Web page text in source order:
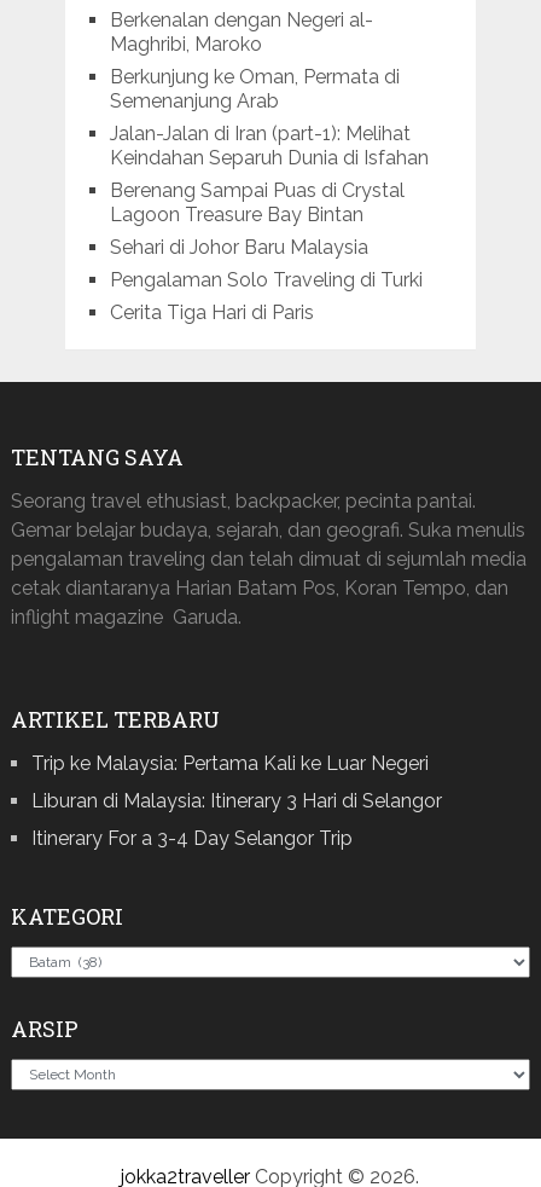
Berkenalan dengan Negeri al-
Maghribi, Maroko
Berkunjung ke Oman, Permata di
Semenanjung Arab
Jalan-Jalan di Iran (part-1): Melihat
Keindahan Separuh Dunia di Isfahan
Berenang Sampai Puas di Crystal
Lagoon Treasure Bay Bintan
Sehari di Johor Baru Malaysia
Pengalaman Solo Traveling di Turki
Cerita Tiga Hari di Paris
TENTANG SAYA
Seorang travel ethusiast, backpacker, pecinta pantai.
Gemar belajar budaya, sejarah, dan geografi. Suka menulis
pengalaman traveling dan telah dimuat di sejumlah media
cetak diantaranya Harian Batam Pos, Koran Tempo, dan
inflight magazine Garuda.
ARTIKEL TERBARU
Trip ke Malaysia: Pertama Kali ke Luar Negeri
Liburan di Malaysia: Itinerary 3 Hari di Selangor
Itinerary For a 3-4 Day Selangor Trip
KATEGORI
Kategori
ARSIP
Arsip
jokka2traveller Copyright © 2026.